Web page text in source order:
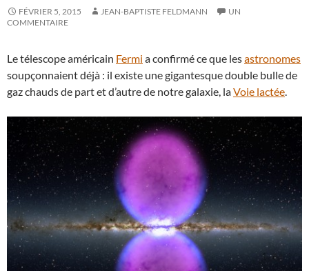
FÉVRIER 5, 2015 JEAN-BAPTISTE FELDMANN
UN
COMMENTAIRE
Le télescope américain Fermi a confirmé ce que lesastronomes
soupçonnaient déjà : il existe une gigantesque double bulle de
gaz chauds de part et d’autre de notre galaxie, laVoie lactée.